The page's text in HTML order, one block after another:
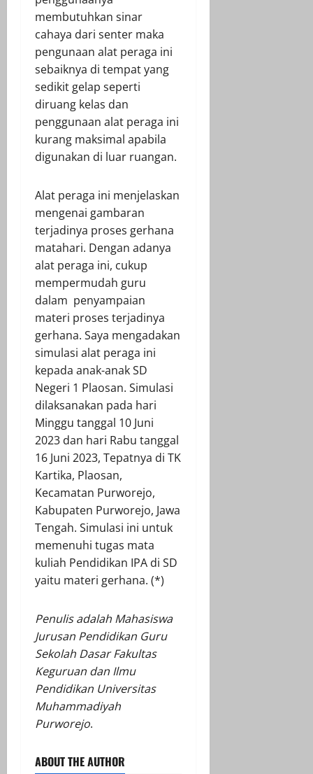
membutuhkan sinar
cahaya dari senter maka
pengunaan alat peraga ini
sebaiknya di tempat yang
sedikit gelap seperti
diruang kelas dan
penggunaan alat peraga ini
kurang maksimal apabila
digunakan di luar ruangan.
Alat peraga ini menjelaskan
mengenai gambaran
terjadinya proses gerhana
matahari. Dengan adanya
alat peraga ini, cukup
mempermudah guru
dalam penyampaian
materi proses terjadinya
gerhana. Saya mengadakan
simulasi alat peraga ini
kepada anak-anak SD
Negeri 1 Plaosan. Simulasi
dilaksanakan pada hari
Minggu tanggal 10 Juni
2023 dan hari Rabu tanggal
16 Juni 2023, Tepatnya di TK
Kartika, Plaosan,
Kecamatan Purworejo,
Kabupaten Purworejo, Jawa
Tengah. Simulasi ini untuk
memenuhi tugas mata
kuliah Pendidikan IPA di SD
yaitu materi gerhana. (*)
Penulis adalah Mahasiswa
Jurusan Pendidikan Guru
Sekolah Dasar Fakultas
Keguruan dan Ilmu
Pendidikan Universitas
Muhammadiyah
Purworejo.
ABOUT THE AUTHOR